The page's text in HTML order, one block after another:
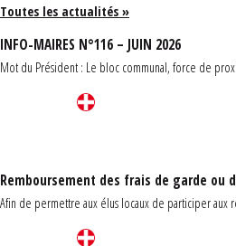
Toutes les actualités »
INFO-MAIRES N°116 – JUIN 2026
Mot du Président : Le bloc communal, force de
Remboursement des frais de garde ou
Afin de permettre aux élus locaux de participer aux